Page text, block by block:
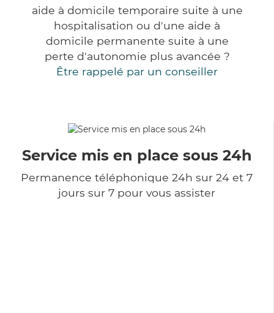
aide à domicile temporaire suite à une
hospitalisation ou d'une aide à
domicile permanente suite à une
perte d'autonomie plus avancée ?
Être rappelé par un conseiller
Service mis en place sous 24h
Permanence téléphonique 24h sur 24 et 7
jours sur 7 pour vous assister